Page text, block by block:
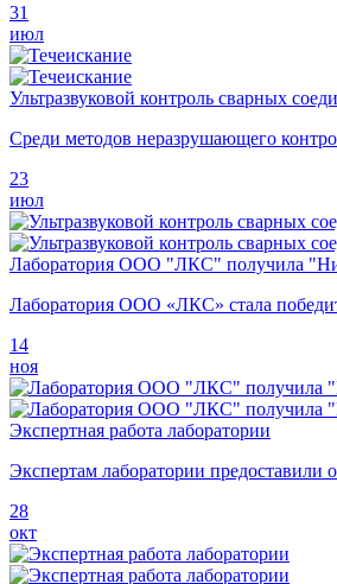
31
июл
Ультразвуковой контроль сварных
Среди методов неразрушающего
23
июл
Лаборатория ООО "ЛКС" получила
Лаборатория ООО «ЛКС» стала
14
ноя
Экспертная работа лаборатории
Экспертам лаборатории предоставили
28
окт